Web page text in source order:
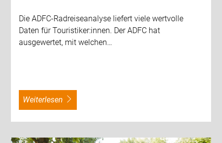
Die ADFC-Radreiseanalyse liefert viele wertvolle
Daten für Touristiker:innen. Der ADFC hat
ausgewertet, mit welchen…
weiterlesen